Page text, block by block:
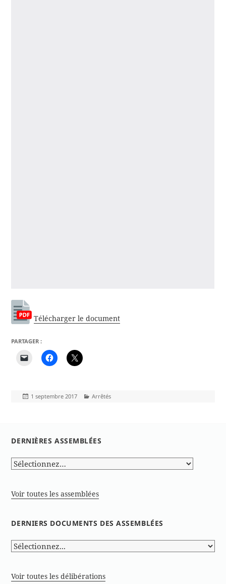
Télécharger le document
PARTAGER :
Publié
1 septembre 2017 Catégories
Arrêtés
DERNIÈRES ASSEMBLÉES
Voir toutes les assemblées
DERNIERS DOCUMENTS DES ASSEMBLÉES
Voir toutes les délibérations